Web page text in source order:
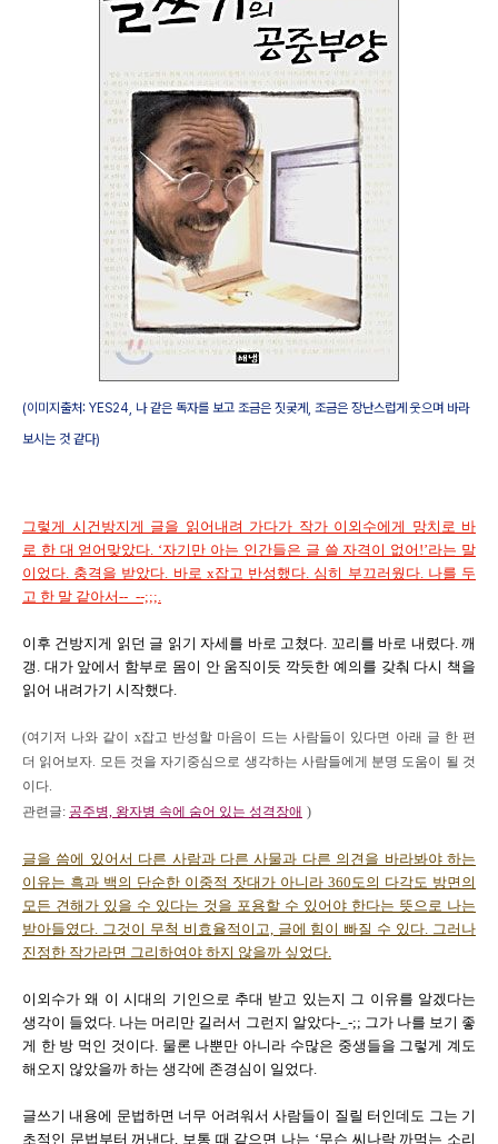
(이미지출처: YES24, 나 같은 독자를 보고 조금은 짓궂게, 조금은 장난스럽게 웃으며 바라
보시는 것 같다)
그렇게 시건방지게 글을 읽어내려 가다가 작가 이외수에게 망치로 바
로 한 대 얻어맞았다. ‘자기만 아는 인간들은 글 쓸 자격이 없어!’라는 말
이었다. 충격을 받았다. 바로 x잡고 반성했다. 심히 부끄러웠다. 나를 두
고 한 말 같아서--_--;;;.
이후 건방지게 읽던 글 읽기 자세를 바로 고쳤다. 꼬리를 바로 내렸다. 깨
갱. 대가 앞에서 함부로 몸이 안 움직이듯 깍듯한 예의를 갖춰 다시 책을
읽어 내려가기 시작했다.
(여기저 나와 같이 x잡고 반성할 마음이 드는 사람들이 있다면 아래 글 한 편
더 읽어보자. 모든 것을 자기중심으로 생각하는 사람들에게 분명 도움이 될 것
이다.
관련글: 공주병, 왕자병 속에 숨어 있는 성격장애 )
글을 씀에 있어서 다른 사람과 다른 사물과 다른 의견을 바라봐야 하는
이유는 흑과 백의 단순한 이중적 잣대가 아니라 360도의 다각도 방면의
모든 견해가 있을 수 있다는 것을 포용할 수 있어야 한다는 뜻으로 나는
받아들였다. 그것이 무척 비효율적이고, 글에 힘이 빠질 수 있다. 그러나
진정한 작가라면 그리하여야 하지 않을까 싶었다.
이외수가 왜 이 시대의 기인으로 추대 받고 있는지 그 이유를 알겠다는
생각이 들었다. 나는 머리만 길러서 그런지 알았다-_-;; 그가 나를 보기 좋
게 한 방 먹인 것이다. 물론 나뿐만 아니라 수많은 중생들을 그렇게 계도
해오지 않았을까 하는 생각에 존경심이 일었다.
글쓰기 내용에 문법하면 너무 어려워서 사람들이 질릴 터인데도 그는 기
초적인 문법부터 꺼낸다. 보통 때 같으면 나는 ‘무슨 씨나락 까먹는 소리